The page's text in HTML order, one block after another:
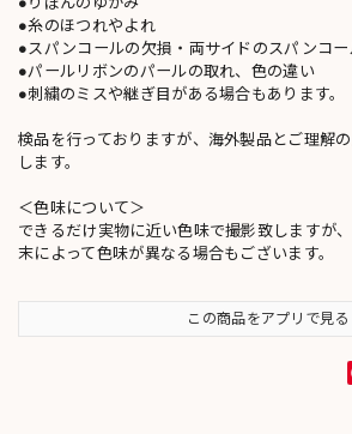
●糸のほつれやよれ
●スパンコールの欠損・両サイドのスパンコ
●パールリボンのパールの取れ、色の違い
●刺繍のミスや継ぎ目がある場合もあります。
検品を行っておりますが、海外製品とご理解
します。
＜色味について＞
できるだけ実物に近い色味で撮影致しますが
末によって色味が異なる場合もございます。
この商品をアプリで見る